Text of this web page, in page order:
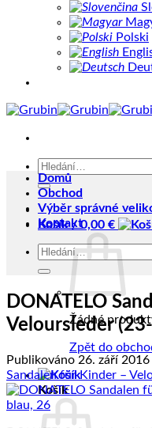
Polski
Hledat:
Košík /0,00 €
Žádné
Zpět do
Košík
Domů
Obchod
Výběr správné
Kontakt
Hledat:
DONATELO
Veloursleder
Publikováno 26. září 2016
Sandalen für Kinder –